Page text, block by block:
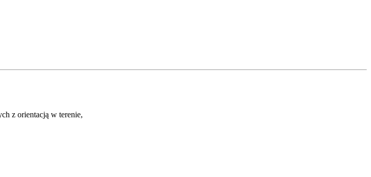
z orientacją w terenie,